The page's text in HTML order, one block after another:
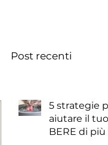
Post recenti
5 strategie
aiutare il
BERE di più